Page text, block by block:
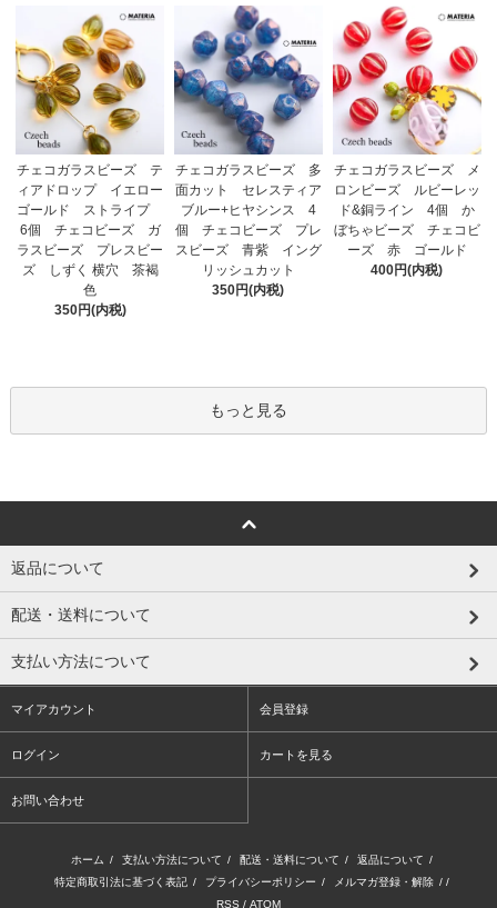
チェコガラスビーズ テ
ィアドロップ イエロー
ゴールド ストライプ
6個 チェコビーズ ガ
ラスビーズ プレスビー
ズ しずく 横穴 茶褐
色
350円(内税)
チェコガラスビーズ 多
面カット セレスティア
ブルー+ヒヤシンス 4
個 チェコビーズ プレ
スビーズ 青紫 イング
リッシュカット
350円(内税)
チェコガラスビーズ メ
ロンビーズ ルビーレッ
ド&銅ライン 4個 か
ぼちゃビーズ チェコビ
ーズ 赤 ゴールド
400円(内税)
もっと見る
返品について
配送・送料について
支払い方法について
マイアカウント 会員登録
ログイン カートを見る
お問い合わせ
ホーム / 支払い方法について / 配送・送料について / 返品について /
特定商取引法に基づく表記 / プライバシーポリシー / メルマガ登録・解除 / /
RSS / ATOM